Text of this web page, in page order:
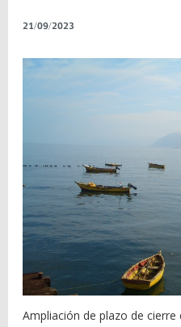
Acuicultura
SUBPESCA
21/09/2023
Ampliación de plazo de cierre